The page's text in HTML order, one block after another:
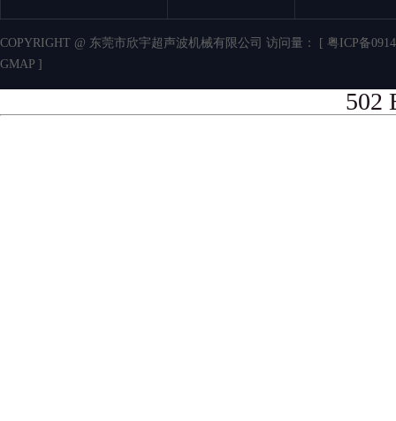
COPYRIGHT @ 东莞市欣宇超声波机械有限公司 访问量：
[ 粤ICP备
GMAP ]
502